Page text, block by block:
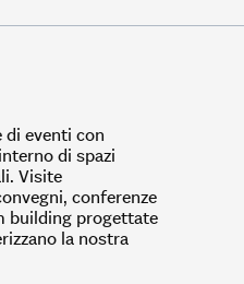
di eventi con
di spazi
Visite
conferenze
building progettate
la nostra